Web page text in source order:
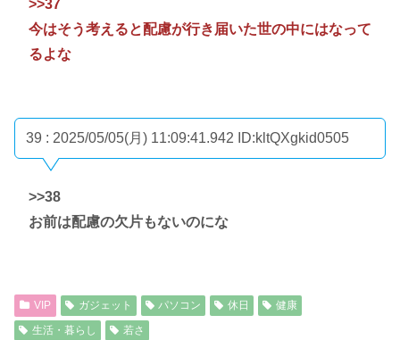
>>37
今はそう考えると配慮が行き届いた世の中にはなって
るよな
39 : 2025/05/05(月) 11:09:41.942 ID:kltQXgkid0505
>>38
お前は配慮の欠片もないのにな
VIP ガジェット パソコン 休日
健康
生活・暮らし
若さ